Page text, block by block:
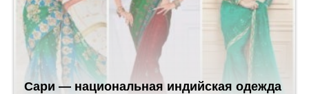
Сари — национальная индийская одежда